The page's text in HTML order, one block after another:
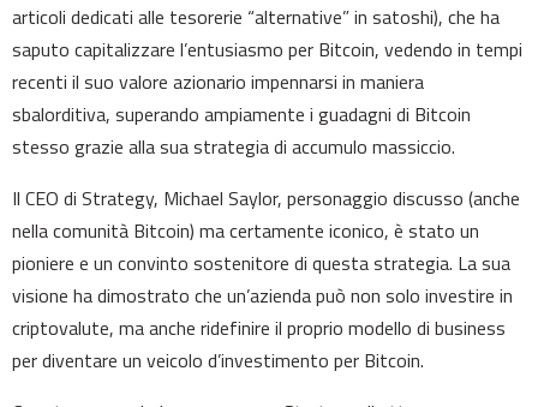
articoli dedicati alle tesorerie “alternative” in satoshi), che ha
saputo capitalizzare l’entusiasmo per Bitcoin, vedendo in tempi
recenti il suo valore azionario impennarsi in maniera
sbalorditiva, superando ampiamente i guadagni di Bitcoin
stesso grazie alla sua strategia di accumulo massiccio.
Il CEO di Strategy, Michael Saylor, personaggio discusso (anche
nella comunità Bitcoin) ma certamente iconico, è stato un
pioniere e un convinto sostenitore di questa strategia. La sua
visione ha dimostrato che un’azienda può non solo investire in
criptovalute, ma anche ridefinire il proprio modello di business
per diventare un veicolo d’investimento per Bitcoin.